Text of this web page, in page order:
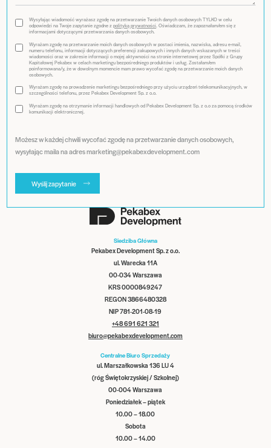
Siedziba Główna
Pekabex Development Sp. z o.o.
ul. Warecka 11A
00-034 Warszawa
KRS 0000849247
REGON 3866480328
NIP 781-201-08-19
+48 691 621 321
biuro@pekabexdevelopment.com
Centralne Biuro Sprzedaży
ul. Marszałkowska 136 LU 4
(róg Świętokrzyskiej / Szkolnej)
00-004 Warszawa
Poniedziałek – piątek
10.00 – 18.00
Sobota
10.00 – 14.00
Wysyłając wiadomość wyrażasz zgodę na przetwarzanie Twoich danych osobowych TYLKO w celu
odpowiedzi na Twoje zapytanie zgodne zpolityką prywatności. Oświadczam, że zapoznałam/em się z
informacjami dotyczącymi przetwarzania danych osobowych.
Wyrażam zgodę na przetwarzanie moich danych osobowych w postaci imienia, nazwiska, adresu e-mail,
numeru telefonu, informacji dotyczących preferencji zakupowych i innych danych wskazanych w treści
wiadomości oraz w zakresie informacji o mojej aktywności na stronie internetowej przez Spółki z Grupy
Kapitałowej Pekabex w celach marketingu bezpośredniego produktów i usług. Zostałam/em
poinformowana/y, że w dowolnym momencie mam prawo wycofać zgodę na przetwarzanie moich danych
osobowych.
Wyrażam zgodę na prowadzenie marketingu bezpośredniego przy użyciu urządzeń telekomunikacyjnych, w
szczególności telefonu, przez Pekabex Development Sp. z o.o.
Wyrażam zgodę na otrzymanie informacji handlowych od Pekabex Development Sp. z o.o za pomocą środków
komunikacji elektronicznej.
Możesz w każdej chwili wycofać zgodę na przetwarzanie danych osobowych,
wysyłając maila na adres marketing@pekabexdevelopment.com
Wyślij zapytanie